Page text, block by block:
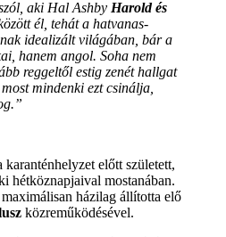
aki Hal Ashby Harold és
él, tehát a hatvanas-
idealizált világában, bár a
hanem angol. Soha nem
reggeltől estig zenét hallgat
mindenki ezt csinálja,
karanténhelyzet előtt született,
hétköznapjaival mostanában.
házilag állította elő
közreműködésével.